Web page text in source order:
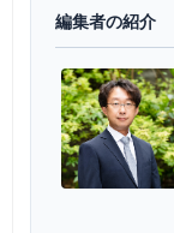
編集者の紹介